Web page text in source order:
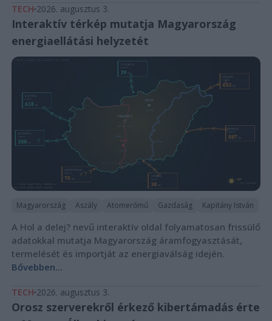
TECH 2026. augusztus 3.
Interaktív térkép mutatja Magyarország
energiaellátási helyzetét
Magyarország Aszály Atomerőmű Gazdaság Kapitány István
A Hol a delej? nevű interaktív oldal folyamatosan frissülő
adatokkal mutatja Magyarország áramfogyasztását,
termelését és importját az energiaválság idején.
Bővebben...
TECH 2026. augusztus 3.
Orosz szerverekről érkező kibertámadás érte